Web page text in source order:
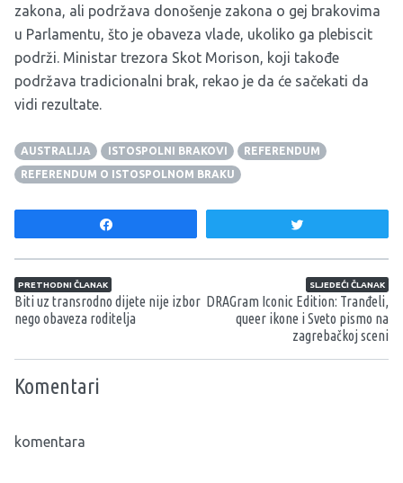
zakona, ali podržava donošenje zakona o gej brakovima
u Parlamentu, što je obaveza vlade, ukoliko ga plebiscit
podrži. Ministar trezora Skot Morison, koji takođe
podržava tradicionalni brak, rekao je da će sačekati da
vidi rezultate.
AUSTRALIJA ISTOSPOLNI BRAKOVI
REFERENDUM
REFERENDUM O ISTOSPOLNOM BRAKU
Navigacija članaka
PRETHODNI ČLANAK
Biti uz transrodno dijete nije izbor
nego obaveza roditelja
SLJEDEĆI ČLANAK
DRAGram Iconic Edition: Tranđeli,
queer ikone i Sveto pismo na
zagrebačkoj sceni
Komentari
komentara